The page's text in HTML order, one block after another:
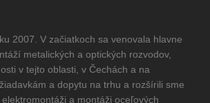
2007. V začiatkoch sa venovala hlavne
metalických a optických rozvodov,
v tejto oblasti, v Čechách a na
a dopytu na trhu a rozšírili sme
a montáži oceľových